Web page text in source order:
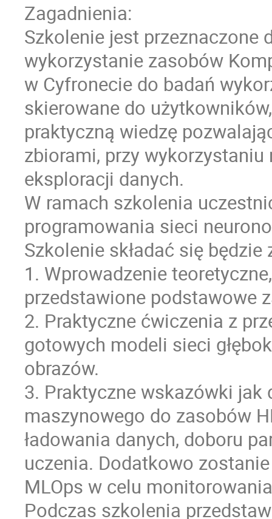
Zagadnienia:
Szkolenie jest przeznaczone
wykorzystanie zasobów
w Cyfronecie do badań
skierowane do
praktyczną wiedzę
zbiorami, przy
eksploracji danych.
W ramach szkolenia
programowania sieci
Szkolenie składać się będzie
1. Wprowadzenie
przedstawione podstawowe
2. Praktyczne ćwiczenia z
gotowych modeli sieci
obrazów.
3. Praktyczne wskazówki
maszynowego do zasobów
ładowania danych, doboru
uczenia. Dodatkowo
MLOps w celu
Podczas szkolenia